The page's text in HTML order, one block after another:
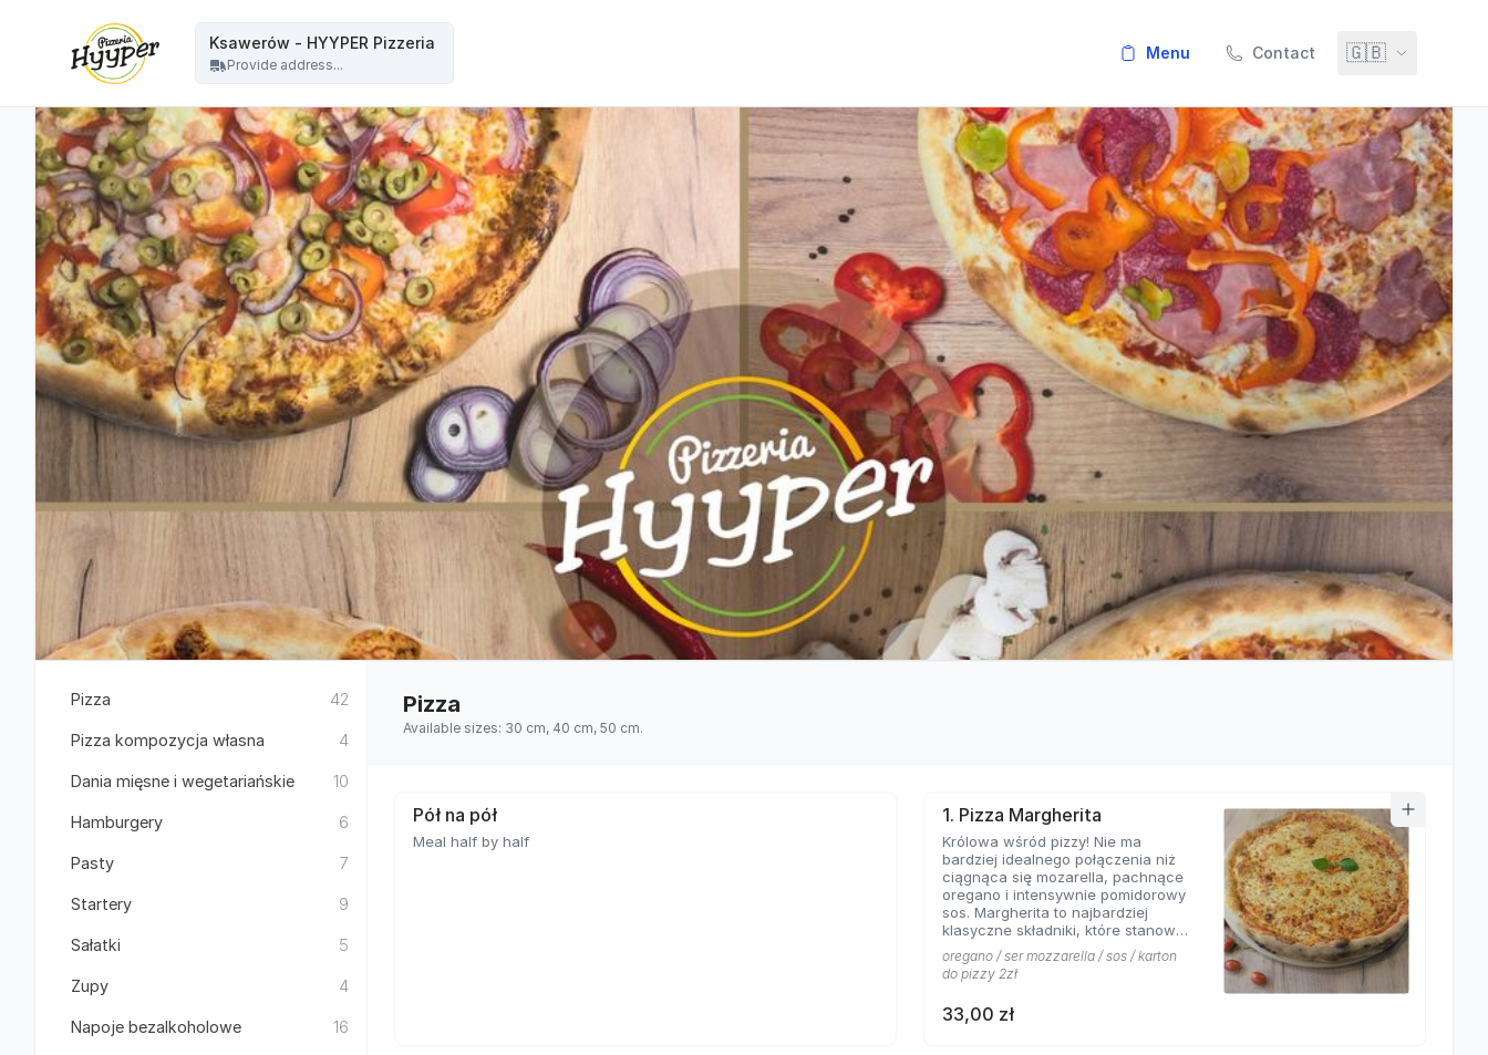
Ksawerów - HYYPER Pizzeria
Provide address...
menu Contact 🇬🇧
Pizza 42
Pizza kompozycja własna 4
Dania mięsne i wegetariańskie 10
Hamburgery 6
Pasty 7
Startery 9
Sałatki 5
Zupy 4
Napoje bezalkoholowe 16
Pizza
Available sizes: 30 cm, 40 cm, 50 cm.
Pół na pół
Meal half by half
1. Pizza Margherita
Królowa wśród pizzy! Nie ma
bardziej idealnego połączenia niż
ciągnąca się mozarella, pachnące
oregano i intensywnie pomidorowy
sos. Margherita to najbardziej
klasyczne składniki, które stanowią
bazę każdej pizzy. Nasza
Margherita z pewnością nie ma
sobie równych w okolicy!
oregano / ser mozzarella / sos / karton
do pizzy 2zł
33,00 zł